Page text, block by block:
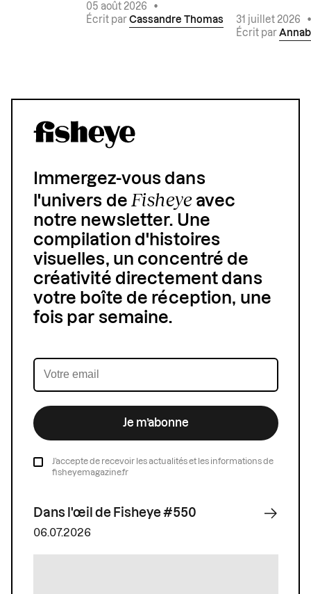
05 août 2026
•
Écrit par Cassandre Thomas 31 juillet 2026
Écrit par
Immergez-vous dans
l'univers deFisheyeavec
notre newsletter. Une
compilation d'histoires
visuelles, un concentré de
créativité directement dans
votre boîte de réception, une
fois par semaine.
Je m’abonne
J’accepte de recevoir les actualités et les informations de
fisheyemagazine.fr
Dans l'œil de Fisheye #550
06.07.2026